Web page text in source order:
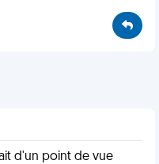
d'un point de vue